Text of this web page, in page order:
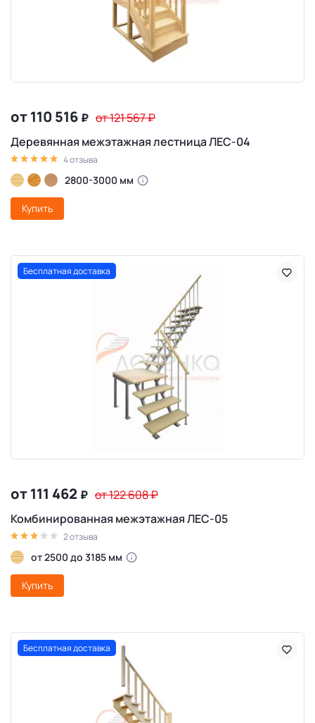
от 110 516 ₽ от 121 567₽
Деревянная межэтажная лестница ЛЕС-04
4 отзыва
2800-3000 мм
Купить
Бесплатная доставка
от 111 462 ₽ от 122 608₽
Комбинированная межэтажная ЛЕС-05
2 отзыва
от 2500 до 3185 мм
Купить
Бесплатная доставка